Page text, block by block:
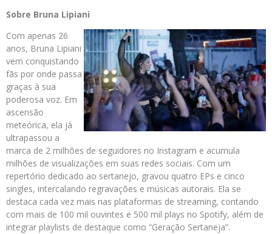
Sobre Bruna Lipiani
Com apenas 26
anos, Bruna Lipiani
vem conquistando
fãs por onde passa
graças à sua
poderosa voz. Em
ascensão
meteórica, ela já
ultrapassou a
marca de 2 milhões de seguidores no Instagram e acumula
milhões de visualizações em suas redes sociais. Com um
repertório dedicado ao sertanejo, gravou quatro EPs e cinco
singles, intercalando regravações e músicas autorais. Ela se
destaca cada vez mais nas plataformas de streaming, contando
com mais de 100 mil ouvintes e 500 mil plays no Spotify, além de
integrar playlists de destaque como “Geração Sertaneja”.